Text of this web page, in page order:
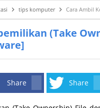
tips komputer Cara Ambil
(Take
Share Share